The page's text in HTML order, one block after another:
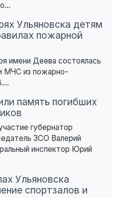
Ульяновска детям
пожарной
имени Деева состоялась
МЧС из пожарно-
память погибших
губернатор
ЗСО Валерий
инспектор Юрий
Ульяновска
спортзалов и